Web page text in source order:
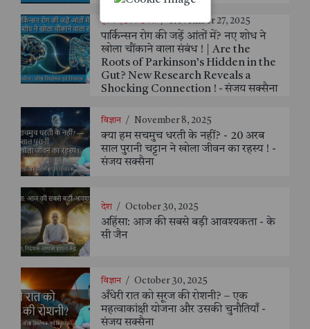
हेल्थ एंड फिटनेस / November 27, 2025
पार्किन्सन रोग की जड़ें आंतों में? नए शोध ने
खोला चौंकाने वाला संबंध ! | Are the
Roots of Parkinson’s Hidden in the
Gut? New Research Reveals a
Shocking Connection ! - संजय सक्सैना
विज्ञान / November 8, 2025
क्या हम सचमुच धरती के नहीं? - 20 अरब
साल पुरानी चट्टान ने खोला जीवन का रहस्य ! -
संजय सक्सैना
देश / October 30, 2025
अहिंसा: आज की सबसे बड़ी आवश्यकता - के
सी जैन
विज्ञान / October 30, 2025
अँधेरी रात को सूरज की रोशनी? – एक
महत्वाकांक्षी योजना और उसकी चुनौतियाँ -
संजय सक्सैना